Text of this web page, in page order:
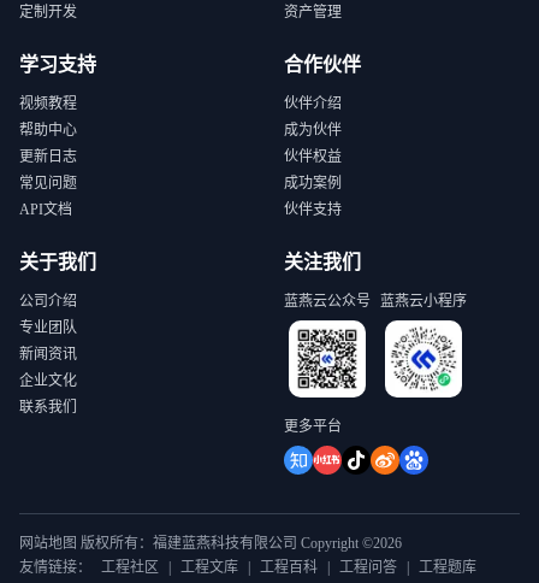
定制开发
资产管理
学习支持
视频教程
帮助中心
更新日志
常见问题
API文档
合作伙伴
伙伴介绍
成为伙伴
伙伴权益
成功案例
伙伴支持
关于我们
公司介绍
专业团队
新闻资讯
企业文化
联系我们
关注我们
蓝燕云公众号 蓝燕云小程序
更多平台
网站地图 版权所有：福建蓝燕科技有限公司 Copyright ©2026
友情链接：
工程社区 工程文库 工程百科 工程问答 工程题库